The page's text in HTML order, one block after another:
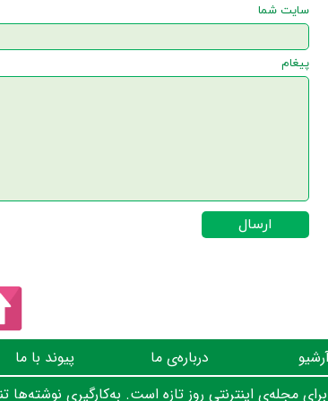
سایت شما
پیغام
ارسال
مجله‌ی اینترنتی روز تازه است. به‌کارگیری نوشته‌ها
درباره‌ی ما پیوند با ما